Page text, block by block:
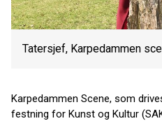
Tatersjef, Karpedammen
Karpedammen Scene, som
festning for Kunst og Kultur